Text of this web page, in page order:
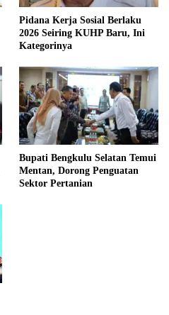
Pidana Kerja Sosial Berlaku
2026 Seiring KUHP Baru, Ini
Kategorinya
Bupati Bengkulu Selatan Temui
Mentan, Dorong Penguatan
Sektor Pertanian